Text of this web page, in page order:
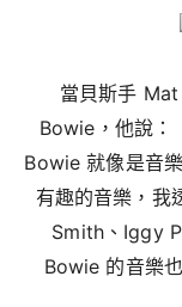
當貝斯手
Bowie，他說：
Bowie 就像是音
有趣的音樂，我
Smith、Iggy
Bowie 的音樂